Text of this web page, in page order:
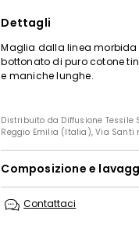
Dettagli
Maglia dalla linea
bottonato di puro cotone
e maniche lunghe.
Distribuito da Diffusione Tessile
Reggio Emilia (Italia), Via Santi
Composizione e
candeggiare; non
Contattaci